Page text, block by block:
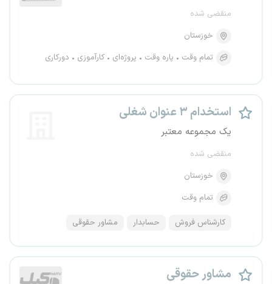
منقضی شده
خوزستان
تمام وقت
پاره وقت پروژه‌ای کارآموزی دورکاری
استخدام ۳ عنوان شغلی
یک مجموعه معتبر
منقضی شده
خوزستان
تمام وقت
کارشناس فروش حسابدار مشاور حقوقی
مشاور حقوقی